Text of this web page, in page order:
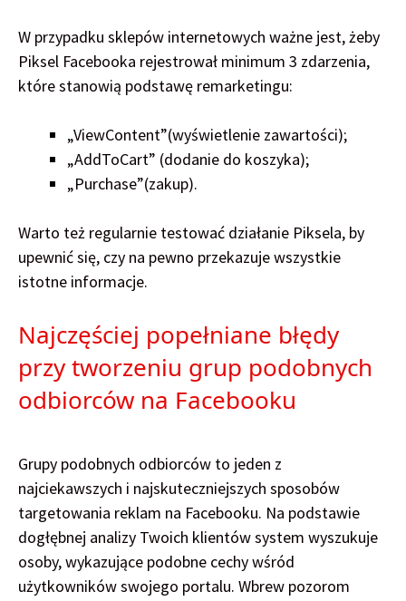
W przypadku sklepów internetowych ważne jest, żeby
Piksel Facebooka rejestrował minimum 3 zdarzenia,
które stanowią podstawę remarketingu:
„ViewContent”(wyświetlenie zawartości);
„AddToCart” (dodanie do koszyka);
„Purchase”(zakup).
Warto też regularnie testować działanie Piksela, by
upewnić się, czy na pewno przekazuje wszystkie
istotne informacje.
Najczęściej popełniane błędy
przy tworzeniu grup podobnych
odbiorców na Facebooku
Grupy podobnych odbiorców to jeden z
najciekawszych i najskuteczniejszych sposobów
targetowania reklam na Facebooku. Na podstawie
dogłębnej analizy Twoich klientów system wyszukuje
osoby, wykazujące podobne cechy wśród
użytkowników swojego portalu. Wbrew pozorom